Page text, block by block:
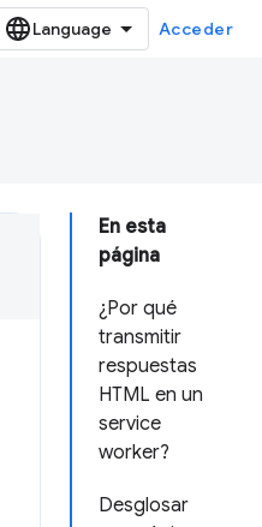
Acceder
En esta
página
¿Por qué
transmitir
respuestas
HTML en un
service
worker?
Desglosar